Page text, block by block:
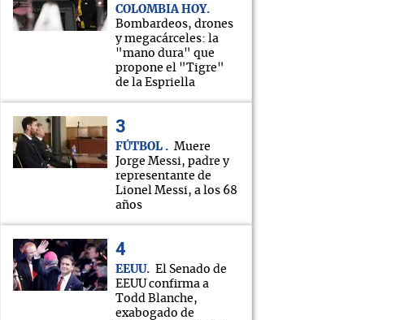
COLOMBIA HOY
Bombardeos, drones
y megacárceles: la
"mano dura" que
propone el "Tigre"
de la Espriella
FÚTBOL
Muere
Jorge Messi, padre y
representante de
Lionel Messi, a los 68
años
EEUU
El Senado de
EEUU confirma a
Todd Blanche,
exabogado de